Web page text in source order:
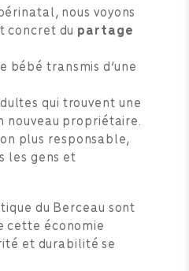
nous voyons
concret du partage
bébé transmis d’une
qui trouvent une
nouveau propriétaire.
plus responsable,
les gens et
du Berceau sont
cette économie
et durabilité se